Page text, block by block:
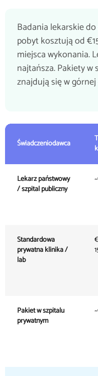
Badania lekarskie
pobyt kosztują od
miejsca wykonania.
najtańsza. Pakiety w
znajdują się w górnej
Świadczeniodawca
Lekarz państwowy
/ szpital publiczny
Standardowa
prywatna klinika /
lab
Pakiet w szpitalu
prywatnym